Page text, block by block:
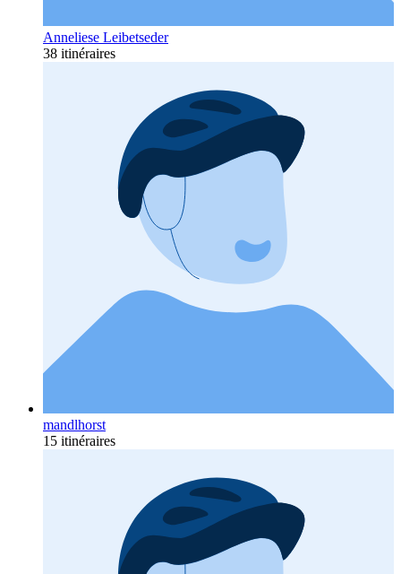
Anneliese Leibetseder
38 itinéraires
mandlhorst
15 itinéraires